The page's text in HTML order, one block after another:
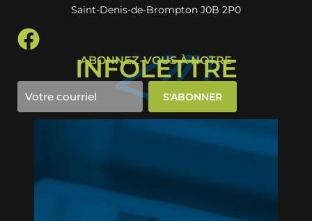
Saint-Denis-de-Brompton J0B 2P0
ABONNEZ-VOUS À NOTRE
INFOLETTRE